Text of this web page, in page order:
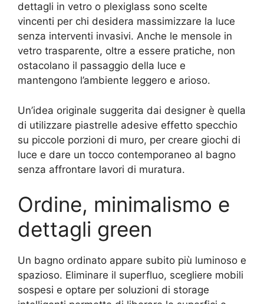
dettagli in vetro o plexiglass sono scelte
vincenti per chi desidera massimizzare la luce
senza interventi invasivi. Anche le mensole in
vetro trasparente, oltre a essere pratiche, non
ostacolano il passaggio della luce e
mantengono l’ambiente leggero e arioso.
Un’idea originale suggerita dai designer è quella
di utilizzare piastrelle adesive effetto specchio
su piccole porzioni di muro, per creare giochi di
luce e dare un tocco contemporaneo al bagno
senza affrontare lavori di muratura.
Ordine, minimalismo e
dettagli green
Un bagno ordinato appare subito più luminoso e
spazioso. Eliminare il superfluo, scegliere mobili
sospesi e optare per soluzioni di storage